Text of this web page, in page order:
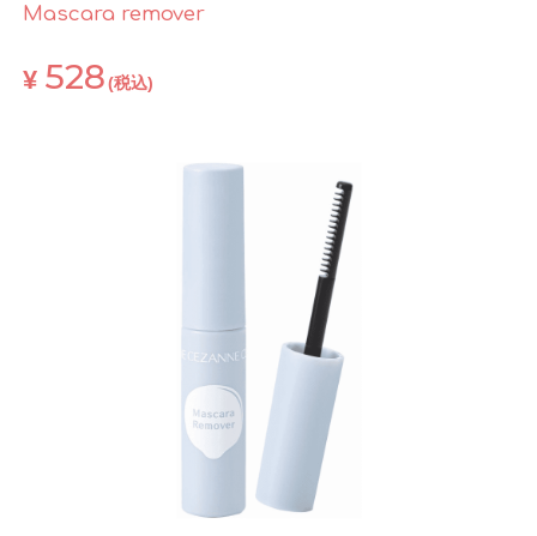
Mascara remover
¥ 528 (税込)